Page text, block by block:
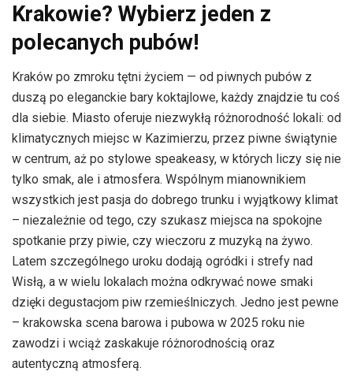
Krakowie? Wybierz jeden z
polecanych pubów!
Kraków po zmroku tętni życiem — od piwnych pubów z
duszą po eleganckie bary koktajlowe, każdy znajdzie tu coś
dla siebie. Miasto oferuje niezwykłą różnorodność lokali: od
klimatycznych miejsc w Kazimierzu, przez piwne świątynie
w centrum, aż po stylowe speakeasy, w których liczy się nie
tylko smak, ale i atmosfera. Wspólnym mianownikiem
wszystkich jest pasja do dobrego trunku i wyjątkowy klimat
– niezależnie od tego, czy szukasz miejsca na spokojne
spotkanie przy piwie, czy wieczoru z muzyką na żywo.
Latem szczególnego uroku dodają ogródki i strefy nad
Wisłą, a w wielu lokalach można odkrywać nowe smaki
dzięki degustacjom piw rzemieślniczych. Jedno jest pewne
– krakowska scena barowa i pubowa w 2025 roku nie
zawodzi i wciąż zaskakuje różnorodnością oraz
autentyczną atmosferą.